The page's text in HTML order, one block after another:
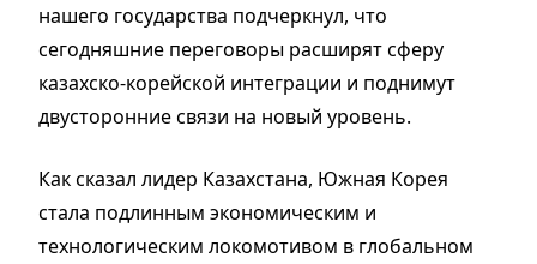
нашего государства подчеркнул, что
сегодняшние переговоры расширят сферу
казахско-корейской интеграции и поднимут
двусторонние связи на новый уровень.
Как сказал лидер Казахстана, Южная Корея
стала подлинным экономическим и
технологическим локомотивом в глобальном